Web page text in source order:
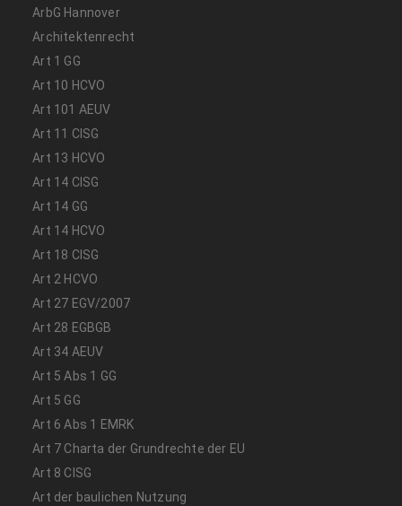
ArbG Hannover
Architektenrecht
Art 1 GG
Art 10 HCVO
Art 101 AEUV
Art 11 CISG
Art 13 HCVO
Art 14 CISG
Art 14 GG
Art 14 HCVO
Art 18 CISG
Art 2 HCVO
Art 27 EGV/2007
Art 28 EGBGB
Art 34 AEUV
Art 5 Abs 1 GG
Art 5 GG
Art 6 Abs 1 EMRK
Art 7 Charta der Grundrechte der EU
Art 8 CISG
Art der baulichen Nutzung